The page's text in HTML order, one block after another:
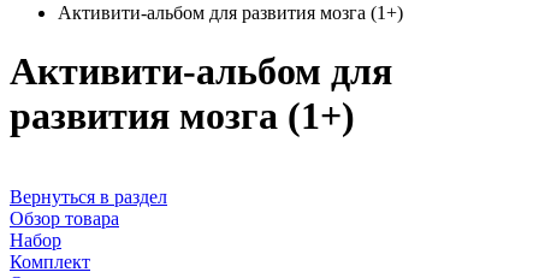
Активити-альбом для развития мозга (1+)
Активити-альбом для
развития мозга (1+)
Вернуться в раздел
Обзор товара
Набор
Комплект